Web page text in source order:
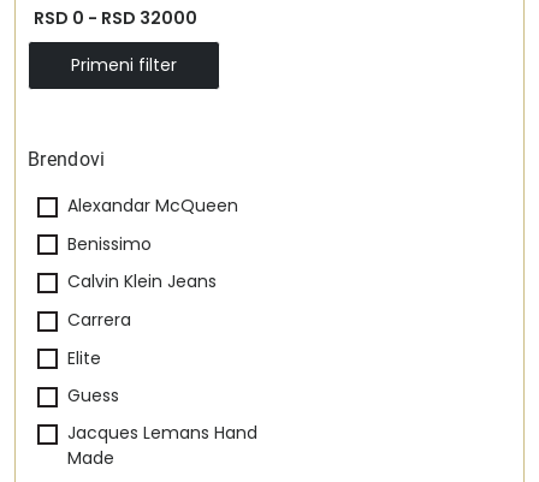
RSD 0 - RSD 32000
Primeni filter
Brendovi
Alexandar McQueen
Benissimo
Calvin Klein Jeans
Carrera
Elite
Guess
Jacques Lemans Hand
Made